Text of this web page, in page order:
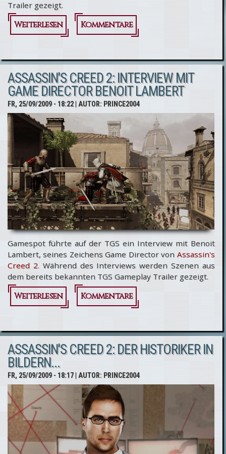
Trailer gezeigt.
Weiterlesen
über
Creed 2:
Interview
mit
Creative
Director
Patrice
Desilets
Kommentare
ASSASSIN'S CREED 2: INTERVIEW MIT
GAME DIRECTOR BENOIT LAMBERT
FR, 25/09/2009 - 18:22| AUTOR: PRINCE2004
Gamespot führte auf der TGS ein Interview mit Benoit
Lambert, seines Zeichens Game Director von Assassin's
Creed 2. Während des Interviews werden Szenen aus
dem bereits bekannten TGS Gameplay Trailer gezeigt.
Weiterlesen
über
Creed 2:
Interview
Director
Benoit
Lambert
Kommentare
ASSASSIN'S CREED 2: DER HISTORIKER IN
BILDERN...
FR, 25/09/2009 - 18:17| AUTOR: PRINCE2004